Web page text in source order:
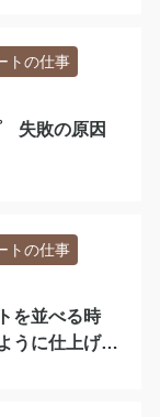
失敗の原因
トの仕事
を並べる時
うに仕上げる
トの仕事